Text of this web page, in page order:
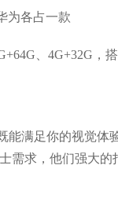
、4G+32G，
满足你的视觉体
需求，他们强大